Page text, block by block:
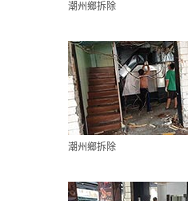
潮州鄉拆除
潮州鄉拆除